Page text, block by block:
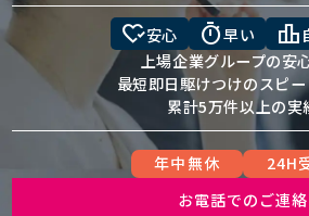
heart_check安心 timer早い leaderboard
上場企業グループの安
最短即日駆けつけのスピー
累計5万件以上の実
年中無休
24H
お電話でのご連絡